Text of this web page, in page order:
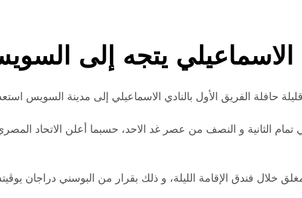
الاسماعيلي يتجه إلى
الثانية و النصف من عصر غد الاحد، حسبما أعلن الاتحاد
خلال فندق الإقامة الليلة، و ذلك بقرار من البوسني دراجان